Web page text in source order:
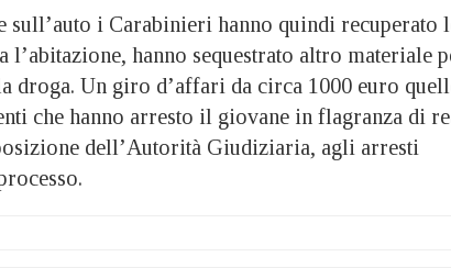
sull’auto i Carabinieri hanno quindi recuperato
l’abitazione, hanno sequestrato altro materiale
droga. Un giro d’affari da circa 1000 euro
che hanno arresto il giovane in flagranza di
dell’Autorità Giudiziaria, agli arresti